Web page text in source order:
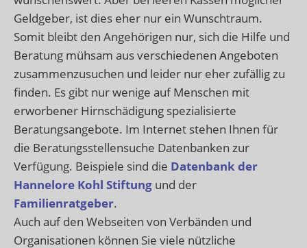
Geldgeber, ist dies eher nur ein Wunschtraum.
Somit bleibt den Angehörigen nur, sich die Hilfe und
Beratung mühsam aus verschiedenen Angeboten
zusammenzusuchen und leider nur eher zufällig zu
finden. Es gibt nur wenige auf Menschen mit
erworbener Hirnschädigung spezialisierte
Beratungsangebote. Im Internet stehen Ihnen für
die Beratungsstellensuche Datenbanken zur
Verfügung. Beispiele sind die Datenbank der
Hannelore Kohl Stiftung und der
Familienratgeber.
Auch auf den Webseiten von Verbänden und
Organisationen können Sie viele nützliche